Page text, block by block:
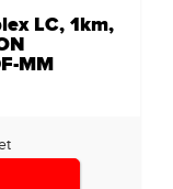
LC, 1km,
MM